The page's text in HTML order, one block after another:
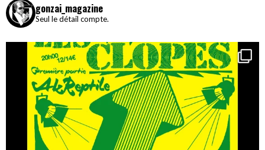
gonzai_magazine
Seul le détail compte.